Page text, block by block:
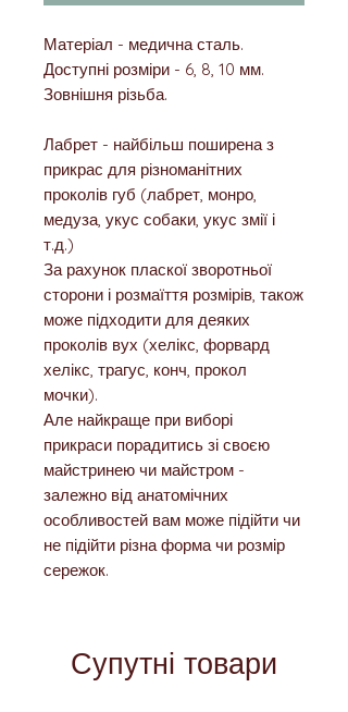
Матеріал - медична сталь.
Доступні розміри - 6, 8, 10 мм.
Зовнішня різьба.
Лабрет - найбільш поширена з
прикрас для різноманітних
проколів губ (лабрет, монро,
медуза, укус собаки, укус змії і
т.д.)
За рахунок пласкої зворотньої
сторони і розмаїття розмірів, також
може підходити для деяких
проколів вух (хелікс, форвард
хелікс, трагус, конч, прокол
мочки).
Але найкраще при виборі
прикраси порадитись зі своєю
майстринею чи майстром -
залежно від анатомічних
особливостей вам може підійти чи
не підійти різна форма чи розмір
сережок.
Супутні товари